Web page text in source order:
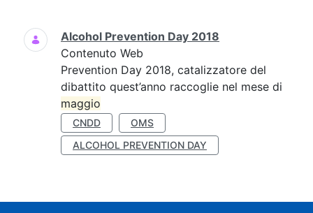
Ricerca
Alcohol Prevention Day 2018
Contenuto Web
Prevention Day 2018, catalizzatore del
dibattito quest’anno raccoglie nel mese di
maggio
CNDD
OMS
ALCOHOL PREVENTION DAY